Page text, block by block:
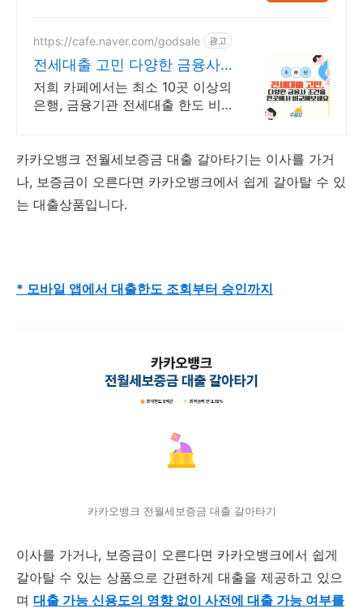
https://cafe.naver.com/godsale 광고
전세대출 고민 다양한 금융사
조건을 한곳에서 비교
저희 카페에서는 최소 10곳 이상의
은행, 금융기관 전세대출 한도 비
카카오뱅크 전월세보증금 대출 갈아타기는 이사를 가거
나, 보증금이 오른다면 카카오뱅크에서 쉽게 갈아탈 수 있
는 대출상품입니다.
* 모바일 앱에서 대출한도 조회부터 승인까지
카카오뱅크 전월세보증금 대출 갈아타기
이사를 가거나, 보증금이 오른다면 카카오뱅크에서 쉽게
갈아탈 수 있는 상품으로 간편하게 대출을 제공하고 있으
며 대출 가능 신용도의 영향 없이 사전에 대출 가능 여부를